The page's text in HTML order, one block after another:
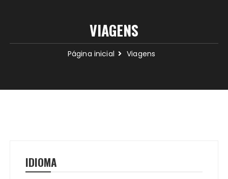
VIAGENS
Página inicial Viagens
IDIOMA